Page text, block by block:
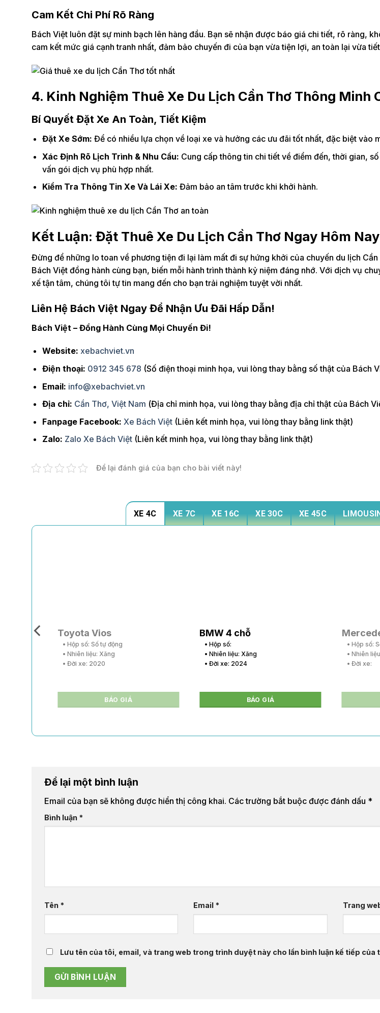
Cam Kết Chi Phí Rõ Ràng
Bách Việt luôn đặt sự minh bạch lên hàng đầu. Bạn sẽ nhận được báo giá chi tiết, rõ ràng,
cam kết mức giá cạnh tranh nhất, đảm bảo chuyến đi của bạn vừa tiện lợi, an toàn lại vừa
4. Kinh Nghiệm Thuê Xe Du Lịch Cần Thơ Thông Minh
Bí Quyết Đặt Xe An Toàn, Tiết Kiệm
Đặt Xe Sớm: Để có nhiều lựa chọn về loại xe và hưởng các ưu đãi tốt nhất, đặc biệt vào
Xác Định Rõ Lịch Trình & Nhu Cầu: Cung cấp thông tin chi tiết về điểm đến, thời gian,
vấn gói dịch vụ phù hợp nhất.
Kiểm Tra Thông Tin Xe Và Lái Xe: Đảm bảo an tâm trước khi khởi hành.
Kết Luận: Đặt Thuê Xe Du Lịch Cần Thơ Ngay Hôm
Đừng để những lo toan về phương tiện đi lại làm mất đi sự hứng khởi của chuyến du lịch Cần
Bách Việt đồng hành cùng bạn, biến mỗi hành trình thành kỷ niệm đáng nhớ. Với dịch vụ
xế tận tâm, chúng tôi tự tin mang đến cho bạn trải nghiệm tuyệt vời nhất.
Liên Hệ Bách Việt Ngay Để Nhận Ưu Đãi Hấp Dẫn!
Bách Việt – Đồng Hành Cùng Mọi Chuyến Đi!
Website: xebachviet.vn
Điện thoại: 0912 345 678 (Số điện thoại minh họa, vui lòng thay bằng số thật của Bách
Email: info@xebachviet.vn
Địa chỉ: Cần Thơ, Việt Nam (Địa chỉ minh họa, vui lòng thay bằng địa chỉ thật của Bách
Fanpage Facebook: Xe Bách Việt(Liên kết minh họa, vui lòng thay bằng link thật)
Zalo: Zalo Xe Bách Việt(Liên kết minh họa, vui lòng thay bằng link thật)
Để lại đánh giá của bạn cho bài viết này!
XE 4C XE 7C XE 16C XE 30C XE 45C
BMW 4 chỗ
• Hộp số:
• Nhiên liệu: Xăng
• Đời xe: 2024
BÁO GIÁ
• Hộp số:
• Nhiên
• Đời xe:
Toyota Vios
• Hộp số: Số tự động
• Nhiên liệu: Xăng
• Đời xe: 2020
BÁO GIÁ
Để lại một bình luận
Email của bạn sẽ không được hiển thị công khai. Các trường bắt buộc được đánh dấu *
Bình luận *
Tên * Email * Trang
Lưu tên của tôi, email, và trang web trong trình duyệt này cho lần bình luận kế tiếp của